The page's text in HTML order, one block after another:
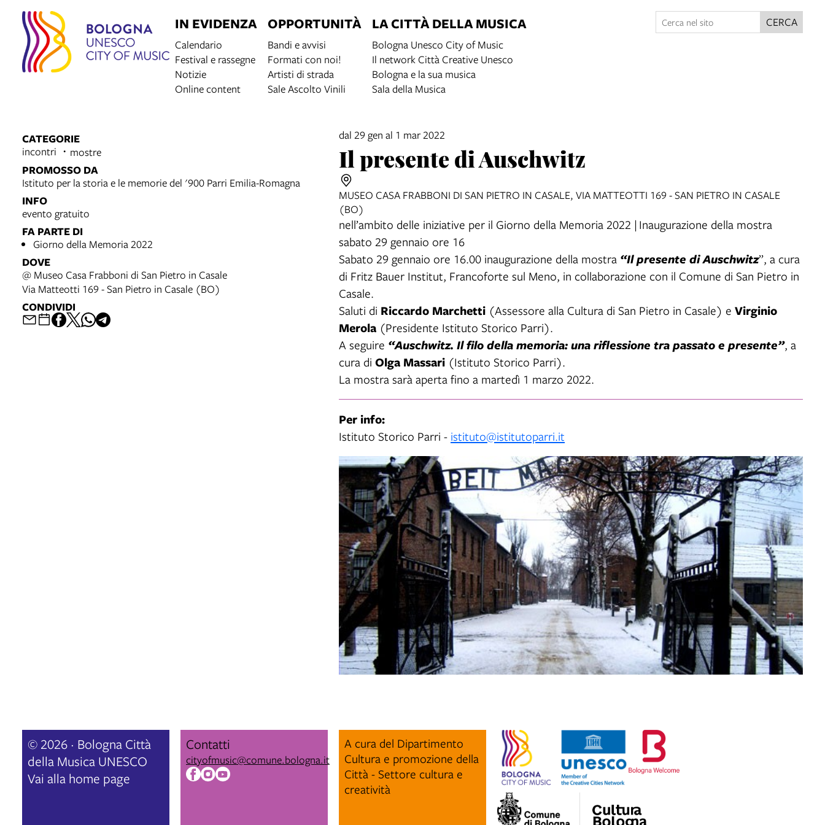
IN EVIDENZA
Calendario
Festival e rassegne
Notizie
Online content
OPPORTUNITÀ
Bandi e avvisi
Formati con noi!
Artisti di strada
Sale Ascolto Vinili
LA CITTÀ DELLA MUSICA
Bologna Unesco City of Music
Il network Città Creative Unesco
Bologna e la sua musica
Sala della Musica
CERCA
CATEGORIE
incontri
mostre
PROMOSSO DA
Istituto per la storia e le memorie del '900 Parri Emilia-Romagna
INFO
evento gratuito
FA PARTE DI
Giorno della Memoria 2022
DOVE
@ Museo Casa Frabboni di San Pietro in Casale
Via Matteotti 169 - San Pietro in Casale (BO)
CONDIVIDI
dal 29 gen al 1 mar 2022
Il presente di Auschwitz
MUSEO CASA FRABBONI DI SAN PIETRO IN CASALE, VIA MATTEOTTI 169 - SAN PIETRO IN CASALE
(BO)
nell’ambito delle iniziative per il Giorno della Memoria 2022 | Inaugurazione della mostra
sabato 29 gennaio ore 16
Sabato 29 gennaio ore 16.00 inaugurazione della mostra “Il presente di Auschwitz”, a cura
di Fritz Bauer Institut, Francoforte sul Meno, in collaborazione con il Comune di San Pietro in
Casale.
Saluti di Riccardo Marchetti (Assessore alla Cultura di San Pietro in Casale) e Virginio
Merola (Presidente Istituto Storico Parri).
A seguire “Auschwitz. Il filo della memoria: una riflessione tra passato e presente”, a
cura di Olga Massari (Istituto Storico Parri).
La mostra sarà aperta fino a martedì 1 marzo 2022.
Per info:
Istituto Storico Parri - istituto@istitutoparri.it
© 2026 · Bologna Città
della Musica UNESCO
Vai alla home page
Contatti
cityofmusic@comune.bologna.it
A cura del Dipartimento
Cultura e promozione della
Città - Settore cultura e
creatività